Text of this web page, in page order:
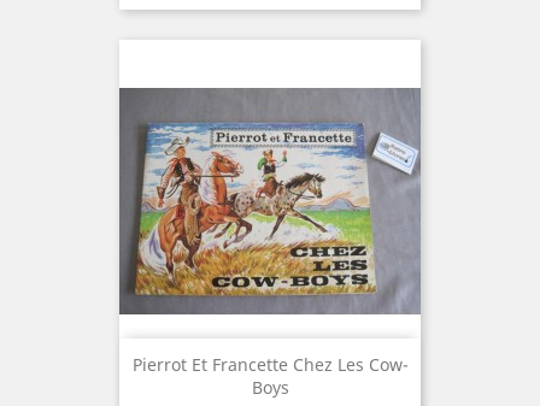
Pierrot Et Francette Chez Les Cow-
Boys